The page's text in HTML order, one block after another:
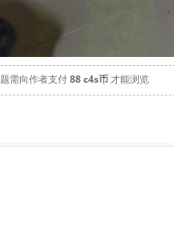
需向作者支付88 c4s币才能浏览